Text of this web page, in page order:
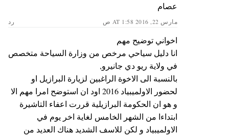
عصام
مارس 22, 2016 AT 1:58 ص رد
اخواني توضيح مهم
انا دليل سياحي مرخص من وزارة السياحة متخصص
في ولاية ريو دي جانيرو,
بالنسبة الى الاخوة الراغبين لزيارة البرازيل او
لحضور الاولميبياد 2016 اود ان استوضح امرا مهم الا
و هو ان الحكومة البرازيلية قررت اعفاء التاشيرة
ابتداءا من الشهر الخامس لغاية اخر يوم في
الاولميبياد و لكن للاسف الشديد هناك العديد من